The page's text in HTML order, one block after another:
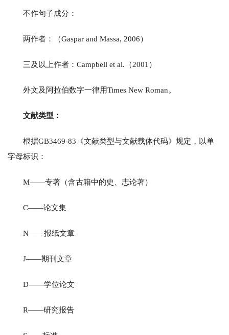
不作句子成分：
两作者：（Gaspar and Massa, 2006）
三及以上作者：Campbell et al.（2001）
外文及阿拉伯数字一律用Times New Roman。
文献类型：
根据GB3469-83《文献类型与文献载体代码》规定，以单
字母标识：
M——专著（含古籍中的史、志论著）
C——论文集
N——报纸文章
J——期刊文章
D——学位论文
R——研究报告